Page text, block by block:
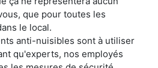
que pour toutes les
le local.
anti-nuisibles sont à utiliser
qu'experts, nos employés